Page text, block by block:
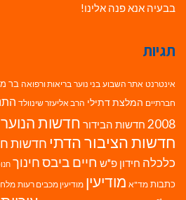
בבעיה אנא פנה אלינו!
תגיות
אינטרנט אתר השבוע בני נוער בריאות ורפואה בר
חברתיים המלצת דתילי הרב אליעזר שינוולד
2008 חדשות הבידור חדשות הנוער
חדשות הציבור הדתי חדשות
כלכלה חידון פ"ש חיים ביבסחינוך
כתבות מד"א מודיעין מודיעין מכבים רעות